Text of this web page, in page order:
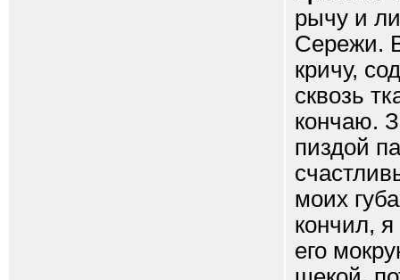
рычу и
Сережи.
кричу,
сквозь
кончаю.
пиздой
моих
кончил,
его